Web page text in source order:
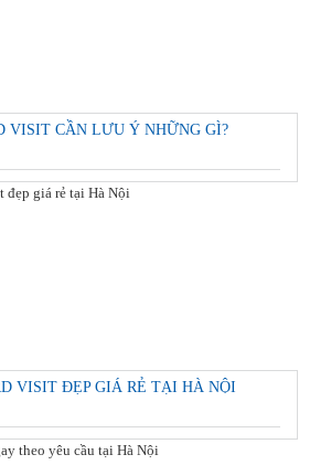
VISIT CẦN LƯU Ý NHỮNG GÌ?
VISIT ĐẸP GIÁ RẺ TẠI HÀ NỘI